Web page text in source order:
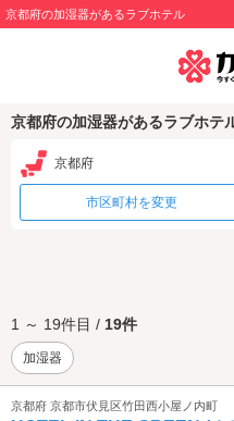
京都府の加湿器があるラブホテル
京都府の加湿器があるラブホテ
京都府
市区町村を変更
1 ～ 19件目 / 19件
加湿器
京都府 京都市伏見区竹田西小屋ノ内町